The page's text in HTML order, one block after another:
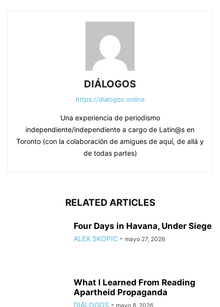
DIÁLOGOS
https://dialogos.online
Una experiencia de periodismo
independiente/independiente a cargo de Latin@s en
Toronto (con la colaboración de amigues de aquí, de allá y
de todas partes)
RELATED ARTICLES
Four Days in Havana, Under Siege
ALEX SKOPIC - mayo 27, 2026
What I Learned From Reading
Apartheid Propaganda
DIÁLOGOS - mayo 8, 2026